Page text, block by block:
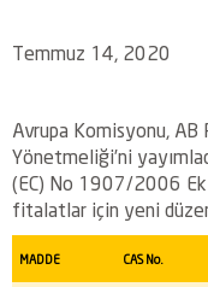
Temmuz 14, 2020
Avrupa Komisyonu,
Yönetmeliği’ni
(EC) No 1907/2006 Ek
fitalatlar için yeni
MADDE CAS No.